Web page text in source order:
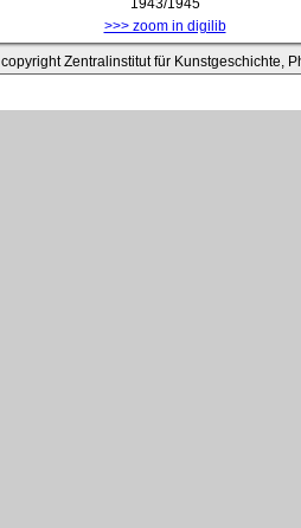
1943/1945
>>> zoom in digilib
copyright Zentralinstitut für Kunstgeschichte,